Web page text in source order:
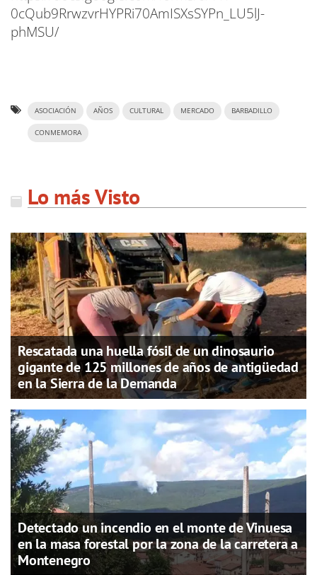
0cQub9RrwzvrHYPRi70AmISXsSYPn_LU5lJ-
phMSU/
ASOCIACIÓN AÑOS CULTURAL MERCADO BARBADILLO
CONMEMORA
Lo más Visto
Rescatada una huella fósil de un dinosaurio
gigante de 125 millones de años de antigüedad
en la Sierra de la Demanda
Detectado un incendio en el monte de Vinuesa
en la masa forestal por la zona de la carretera a
Montenegro